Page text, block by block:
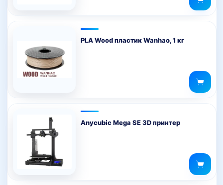
PLA Wood пластик Wanhao, 1 кг
Anycubic Mega SE 3D принтер